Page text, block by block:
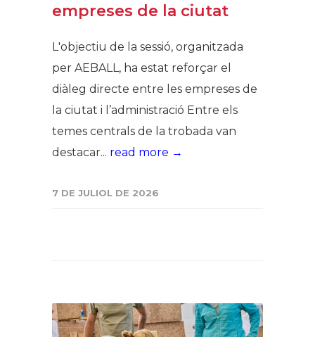
empreses de la ciutat
L'objectiu de la sessió, organitzada
per AEBALL, ha estat reforçar el
diàleg directe entre les empreses de
la ciutat i l’administració Entre els
temes centrals de la trobada van
destacar... read more →
7 DE JULIOL DE 2026